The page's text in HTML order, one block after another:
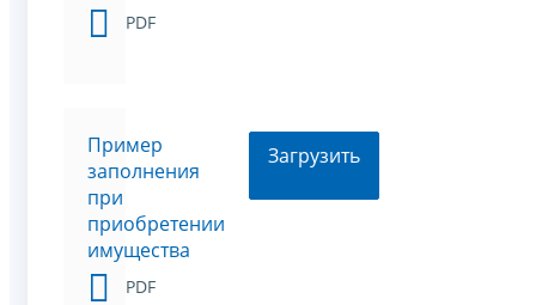
PDF
Пример
заполнения
при
приобретении
имущества
PDF
Загрузить